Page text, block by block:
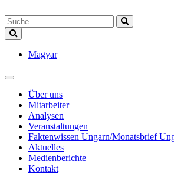
Magyar
Über uns
Mitarbeiter
Analysen
Veranstaltungen
Faktenwissen Ungarn/Monatsbrief
Aktuelles
Medienberichte
Kontakt